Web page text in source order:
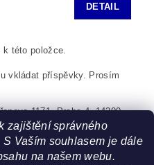
DETAIL
této položce.
vkládat příspěvky. Prosím
1171, Praha 4, 14200,
zajištění správného
Vaším souhlasem je dále
na našem webu.